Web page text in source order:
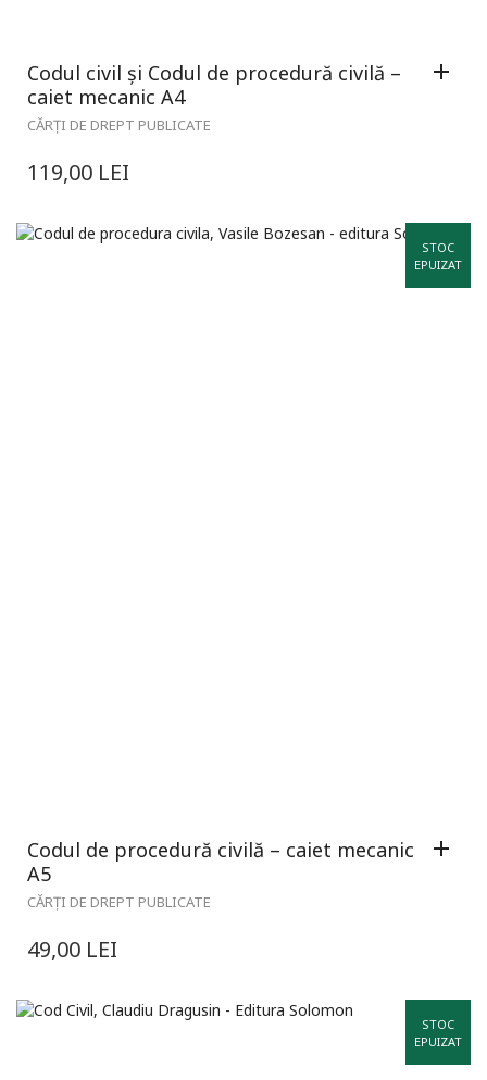
Codul civil și Codul de procedură civilă –
caiet mecanic A4
CĂRȚI DE DREPT PUBLICATE
119,00 LEI
STOC
EPUIZAT
Codul de procedură civilă – caiet mecanic
A5
CĂRȚI DE DREPT PUBLICATE
49,00 LEI
STOC
EPUIZAT